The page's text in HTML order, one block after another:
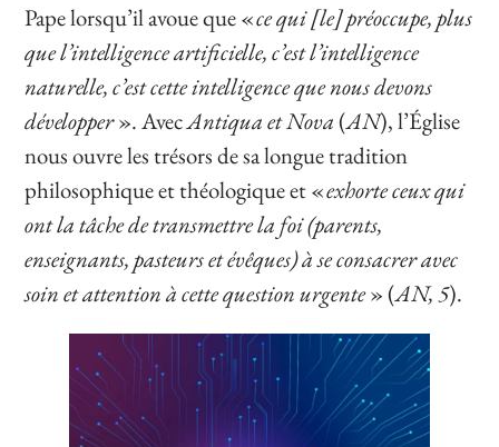
Pape lorsqu’il avoue que «ce qui [le] préoccupe, plus
que l’intelligence artificielle, c’est l’intelligence
naturelle, c’est cette intelligence que nous devons
développer». AvecAntiqua et Nova(AN), l’Église
nous ouvre les trésors de sa longue tradition
philosophique et théologique et «exhorte ceux qui
ont la tâche de transmettre la foi (parents,
enseignants, pasteurs et évêques) à se consacrer avec
soin et attention à cette question urgente» (AN, 5).